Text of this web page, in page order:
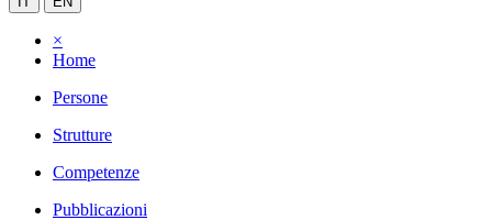
×
Home
Persone
Strutture
Competenze
Pubblicazioni